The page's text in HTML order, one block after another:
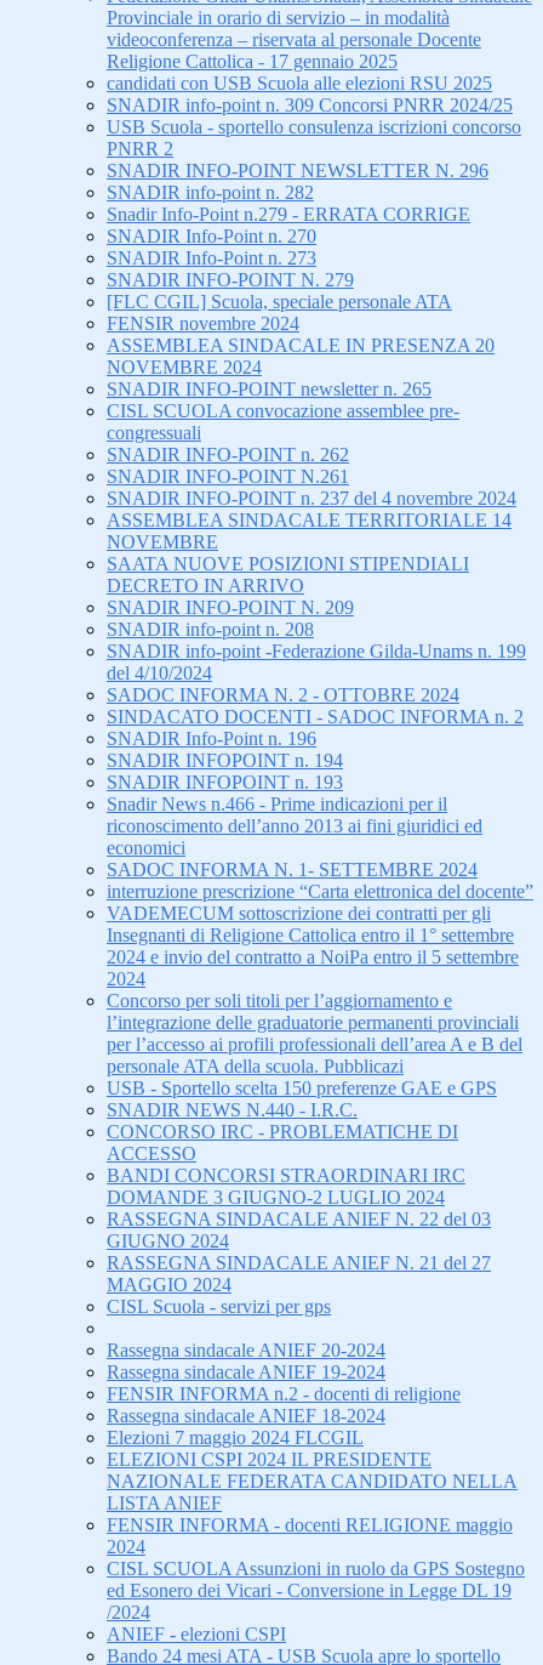
Provinciale in orario di servizio – in modalità
videoconferenza – riservata al personale Docente
Religione Cattolica - 17 gennaio 2025
candidati con USB Scuola alle elezioni RSU 2025
SNADIR info-point n. 309 Concorsi PNRR 2024/25
USB Scuola - sportello consulenza iscrizioni concorso
PNRR 2
SNADIR INFO-POINT NEWSLETTER N. 296
SNADIR info-point n. 282
Snadir Info-Point n.279 - ERRATA CORRIGE
SNADIR Info-Point n. 270
SNADIR Info-Point n. 273
SNADIR INFO-POINT N. 279
[FLC CGIL] Scuola, speciale personale ATA
FENSIR novembre 2024
ASSEMBLEA SINDACALE IN PRESENZA 20
NOVEMBRE 2024
SNADIR INFO-POINT newsletter n. 265
CISL SCUOLA convocazione assemblee pre-
congressuali
SNADIR INFO-POINT n. 262
SNADIR INFO-POINT N.261
SNADIR INFO-POINT n. 237 del 4 novembre 2024
ASSEMBLEA SINDACALE TERRITORIALE 14
NOVEMBRE
SAATA NUOVE POSIZIONI STIPENDIALI
DECRETO IN ARRIVO
SNADIR INFO-POINT N. 209
SNADIR info-point n. 208
SNADIR info-point -Federazione Gilda-Unams n. 199
del 4/10/2024
SADOC INFORMA N. 2 - OTTOBRE 2024
SINDACATO DOCENTI - SADOC INFORMA n. 2
SNADIR Info-Point n. 196
SNADIR INFOPOINT n. 194
SNADIR INFOPOINT n. 193
Snadir News n.466 - Prime indicazioni per il
riconoscimento dell’anno 2013 ai fini giuridici ed
economici
SADOC INFORMA N. 1- SETTEMBRE 2024
interruzione prescrizione “Carta elettronica del docente”
VADEMECUM sottoscrizione dei contratti per gli
Insegnanti di Religione Cattolica entro il 1° settembre
2024 e invio del contratto a NoiPa entro il 5 settembre
2024
Concorso per soli titoli per l’aggiornamento e
l’integrazione delle graduatorie permanenti provinciali
per l’accesso ai profili professionali dell’area A e B del
personale ATA della scuola. Pubblicazi
USB - Sportello scelta 150 preferenze GAE e GPS
SNADIR NEWS N.440 - I.R.C.
CONCORSO IRC - PROBLEMATICHE DI
ACCESSO
BANDI CONCORSI STRAORDINARI IRC
DOMANDE 3 GIUGNO-2 LUGLIO 2024
RASSEGNA SINDACALE ANIEF N. 22 del 03
GIUGNO 2024
RASSEGNA SINDACALE ANIEF N. 21 del 27
MAGGIO 2024
CISL Scuola - servizi per gps
Rassegna sindacale ANIEF 20-2024
Rassegna sindacale ANIEF 19-2024
FENSIR INFORMA n.2 - docenti di religione
Rassegna sindacale ANIEF 18-2024
Elezioni 7 maggio 2024 FLCGIL
ELEZIONI CSPI 2024 IL PRESIDENTE
NAZIONALE FEDERATA CANDIDATO NELLA
LISTA ANIEF
FENSIR INFORMA - docenti RELIGIONE maggio
2024
CISL SCUOLA Assunzioni in ruolo da GPS Sostegno
ed Esonero dei Vicari - Conversione in Legge DL 19
/2024
ANIEF - elezioni CSPI
Bando 24 mesi ATA - USB Scuola apre lo sportello